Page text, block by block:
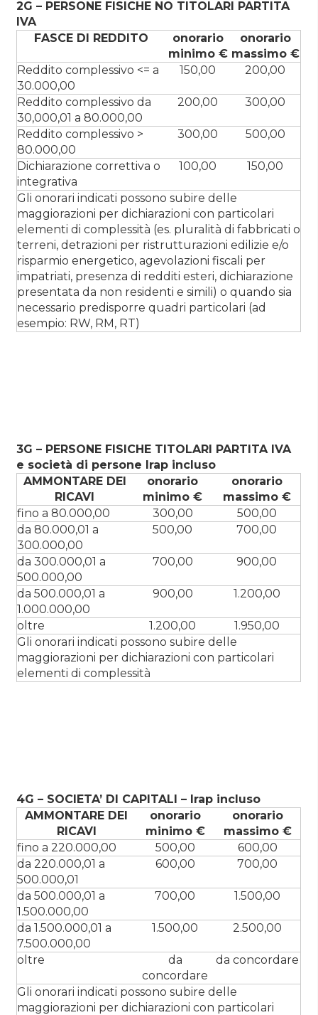
2G – PERSONE FISICHE NO TITOLARI PARTITA
IVA
FASCE DI REDDITO
onorario
minimo €
onorario
massimo €
Reddito complessivo <= a
30.000,00
150,00 200,00
Reddito complessivo da
30,000,01 a 80.000,00
200,00 300,00
Reddito complessivo >
80.000,00
300,00 500,00
Dichiarazione correttiva o
integrativa
100,00 150,00
Gli onorari indicati possono subire delle
maggiorazioni per dichiarazioni con particolari
elementi di complessità (es. pluralità di fabbricati o
terreni, detrazioni per ristrutturazioni edilizie e/o
risparmio energetico, agevolazioni fiscali per
impatriati, presenza di redditi esteri, dichiarazione
presentata da non residenti e simili) o quando sia
necessario predisporre quadri particolari (ad
esempio: RW, RM, RT)
3G – PERSONE FISICHE TITOLARI PARTITA IVA
e società di persone Irap incluso
AMMONTARE DEI
RICAVI
onorario
minimo €
onorario
massimo €
fino a 80.000,00
300,00
500,00
da 80.000,01 a
300.000,00
500,00 700,00
da 300.000,01 a
500.000,00
700,00 900,00
da 500.000,01 a
1.000.000,00
900,00 1.200,00
oltre 1.200,00
1.950,00
Gli onorari indicati possono subire delle
maggiorazioni per dichiarazioni con particolari
elementi di complessità
4G – SOCIETA’ DI CAPITALI – Irap incluso
AMMONTARE DEI
RICAVI
onorario
minimo €
onorario
massimo €
fino a 220.000,00
500,00
600,00
da 220.000,01 a
500.000,01
600,00 700,00
da 500.000,01 a
1.500.000,00
700,00 1.500,00
da 1.500.000,01 a
7.500.000,00
1.500,00 2.500,00
oltre
da
concordare
da concordare
Gli onorari indicati possono subire delle
maggiorazioni per dichiarazioni con particolari